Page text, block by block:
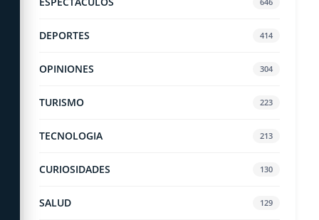
DEPORTES 414
OPINIONES 304
TURISMO 223
TECNOLOGIA 213
CURIOSIDADES 130
SALUD 129